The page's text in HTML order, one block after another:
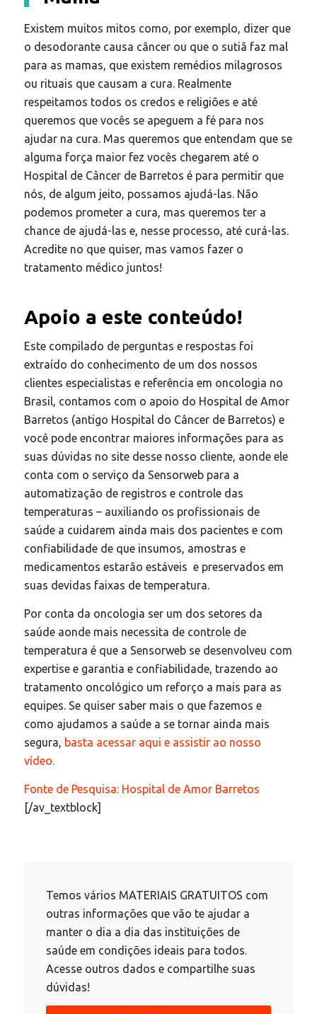
Existem muitos mitos como, por exemplo, dizer que
o desodorante causa câncer ou que o sutiã faz mal
para as mamas, que existem remédios milagrosos
ou rituais que causam a cura. Realmente
respeitamos todos os credos e religiões e até
queremos que vocês se apeguem a fé para nos
ajudar na cura. Mas queremos que entendam que se
alguma força maior fez vocês chegarem até o
Hospital de Câncer de Barretos é para permitir que
nós, de algum jeito, possamos ajudá-las. Não
podemos prometer a cura, mas queremos ter a
chance de ajudá-las e, nesse processo, até curá-las.
Acredite no que quiser, mas vamos fazer o
tratamento médico juntos!
Apoio a este conteúdo!
Este compilado de perguntas e respostas foi
extraído do conhecimento de um dos nossos
clientes especialistas e referência em oncologia no
Brasil, contamos com o apoio do Hospital de Amor
Barretos (antigo Hospital do Câncer de Barretos) e
você pode encontrar maiores informações para as
suas dúvidas no site desse nosso cliente, aonde ele
conta com o serviço da Sensorweb para a
automatização de registros e controle das
temperaturas – auxiliando os profissionais de
saúde a cuidarem ainda mais dos pacientes e com
confiabilidade de que insumos, amostras e
medicamentos estarão estáveis e preservados em
suas devidas faixas de temperatura.
Por conta da oncologia ser um dos setores da
saúde aonde mais necessita de controle de
temperatura é que a Sensorweb se desenvolveu com
expertise e garantia e confiabilidade, trazendo ao
tratamento oncológico um reforço a mais para as
equipes. Se quiser saber mais o que fazemos e
como ajudamos a saúde a se tornar ainda mais
segura, basta acessar aqui e assistir ao nosso
vídeo.
Fonte de Pesquisa: Hospital de Amor Barretos
[/av_textblock]
Temos vários MATERIAIS GRATUITOS com
outras informações que vão te ajudar a
manter o dia a dia das instituições de
saúde em condições ideais para todos.
Acesse outros dados e compartilhe suas
dúvidas!